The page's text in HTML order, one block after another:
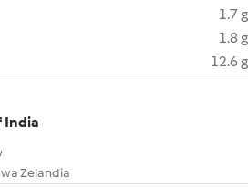
1.7 g
1.8 g
12.6 g
India
Zelandia